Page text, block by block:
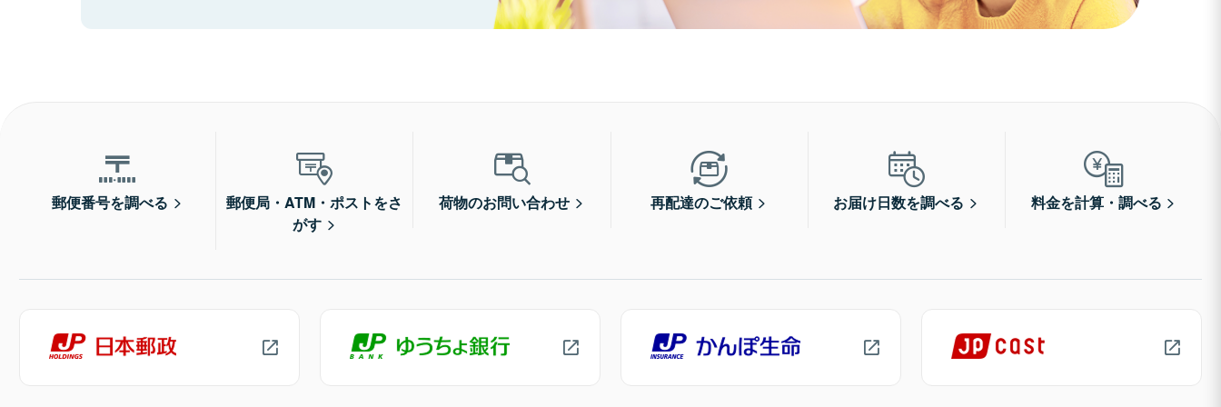
郵便番号を調べる
郵便局・ATM・ポストをさ
がす
荷物のお問い合わせ 再配達のご依頼 お届け日数を調べる 料金を計算・調べる